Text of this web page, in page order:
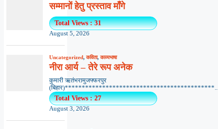
सम्मानों हेतु प्रस्ताव माँगे
Total Views : 31
August 5, 2026
Uncategorized,कविता,काव्यभाषा
नीरा आर्य – तेरे रूप अनेक
कुमारी ऋतंभरामुजफ्फरपुर
Total Views : 27
August 3, 2026